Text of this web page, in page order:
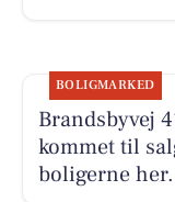
BOLIGMARKED
Brandsbyvej
kommet til
boligerne her.